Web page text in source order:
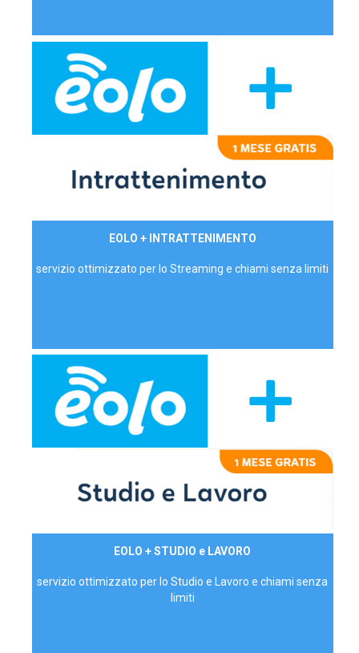
EOLO + INTRATTENIMENTO
servizio ottimizzato per lo Streaming e chiami senza limiti
EOLO + STUDIO e LAVORO
servizio ottimizzato per lo Studio e Lavoro e chiami senza
limiti